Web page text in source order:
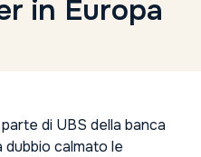
in Europa
di UBS della banca
dubbio calmato le